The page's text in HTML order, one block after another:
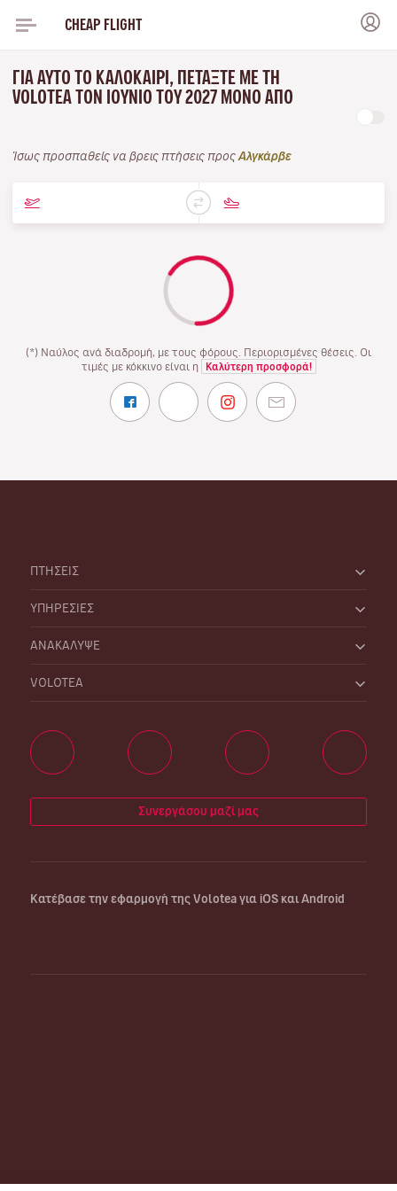
CHEAP FLIGHT
ΓΙΑ ΑΥΤΌ ΤΟ ΚΑΛΟΚΑΊΡΙ, ΠΕΤΆΞΤΕ ΜΕ ΤΗ
VOLOTEA ΤΟΝ ΙΟΎΝΙΟ ΤΟΥ 2027 ΜΌΝΟ ΑΠΌ
Ίσως προσπαθείς να βρεις πτήσεις προς Αλγκάρβε
(*) Ναύλος ανά διαδρομή, με τους φόρους. Περιορισμένες θέσεις. Οι
τιμές με κόκκινο είναι η
Καλύτερη προσφορά!
ΠΤΗΣΕΙΣ
ΥΠΗΡΕΣΙΕΣ
ΑΝΑΚΑΛΥΨΕ
VOLOTEA
Συνεργάσου μαζί μας
Κατέβασε την εφαρμογή της Volotea για iOS και Android